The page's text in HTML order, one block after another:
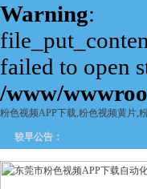
Warning:
failed to open
/www/
粉色视频APP下载,粉色视频黄片,
较早公告：